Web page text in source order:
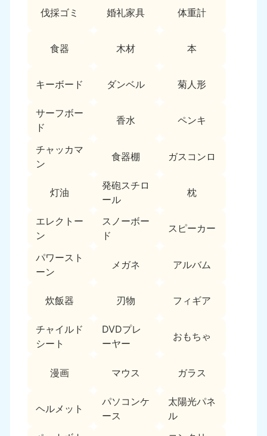
伐採ゴミ 婚礼家具 体重計
食器 木材 本
キーボード ダンベル 菊人形
サーフボー
ド
香水 ペンキ
チャッカマ
ン
食器棚 ガスコンロ
灯油
発砲スチロ
ール
枕
エレクトー
ン
スノーボー
ド
スピーカー
パワースト
ーン
メガネ アルバム
炊飯器 刃物 フィギア
チャイルド
シート
DVDプレ
ーヤー
おもちゃ
漫画 マウス ガラス
ヘルメット
パソコンケ
ース
太陽光パネ
ル
静岡県 長野県
050-1881-5258
9:00〜19:00 年中無休
050-1881-5261
9:00〜19:00 年中無休
富山県
050-1881-5262
山梨県
050-1881-5263
9:00〜19:00 年中無休
近畿
050-1881-5250
9:00〜19:00 年中無休 9:00〜19:00 年中無休
奈良県
050-1881-5249
三重県
050-1881-5254
滋賀県
9:00〜19:00 年中無休 9:00〜19:00 年中無休
050-1881-5248